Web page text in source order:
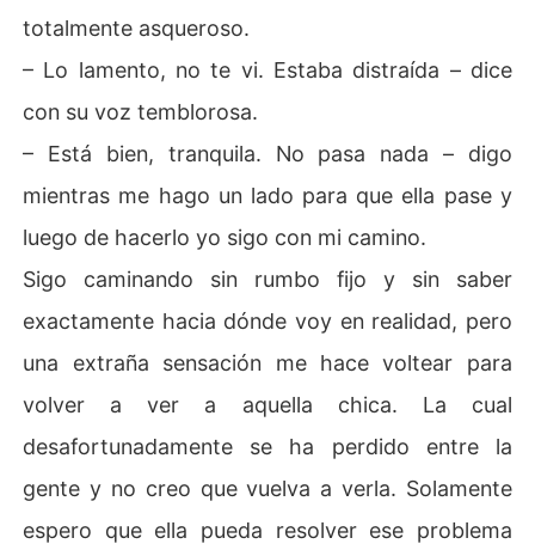
totalmente asqueroso.
– Lo lamento, no te vi. Estaba distraída – dice
con su voz temblorosa.
– Está bien, tranquila. No pasa nada – digo
mientras me hago un lado para que ella pase y
luego de hacerlo yo sigo con mi camino.
Sigo caminando sin rumbo fijo y sin saber
exactamente hacia dónde voy en realidad, pero
una extraña sensación me hace voltear para
volver a ver a aquella chica. La cual
desafortunadamente se ha perdido entre la
gente y no creo que vuelva a verla. Solamente
espero que ella pueda resolver ese problema